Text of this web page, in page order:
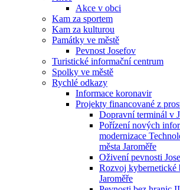
Akce v obci
Kam za sportem
Kam za kulturou
Památky ve městě
Pevnost Josefov
Turistické informační centrum
Spolky ve městě
Rychlé odkazy
Informace koronavir
Projekty financované z
Dopravní terminál v
Pořízení nových
modernizace
města Jaroměře
Oživení pevnosti
Rozvoj kybernetické
Jaroměře